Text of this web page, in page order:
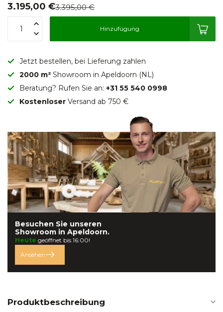
3.195,00 €3.395,00 €
Hinzufügung
Jetzt bestellen, bei Lieferung zahlen
2000 m² Showroom in Apeldoorn (NL)
Beratung? Rufen Sie an: +31 55 540 0998
Kostenloser Versand ab 750 €
Besuchen Sie unseren
Showroom in Apeldoorn.
Heute geöffnet bis 16:00!
Ansehen
Produktbeschreibung